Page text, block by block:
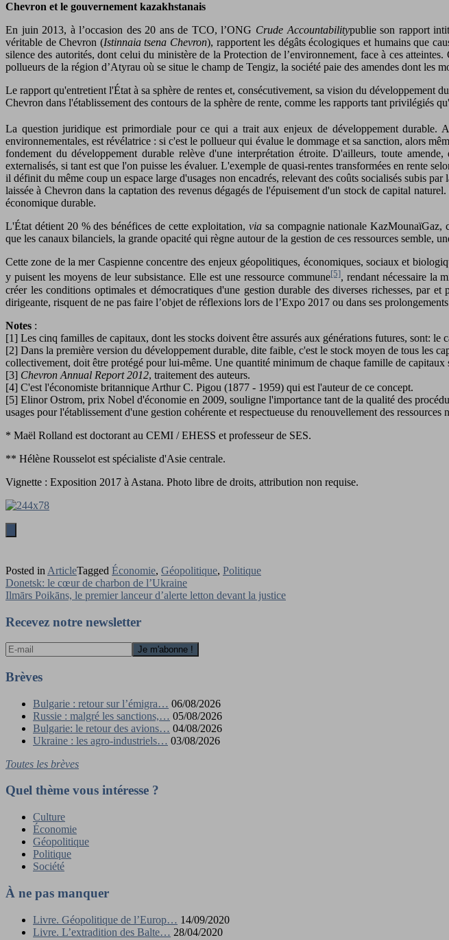
Chevron et le gouvernement kazakhstanais
En juin 2013, à l’occasion des 20 ans de TCO, l’ONG Crude Accountabilitypublie son rapport
véritable de Chevron (Istinnaia tsena Chevron), rapportent les dégâts écologiques et humains que
silence des autorités, dont celui du ministère de la Protection de l’environnement, face à ces
pollueurs de la région d’Atyrau où se situe le champ de Tengiz, la société paie des amendes dont les
Le rapport qu'entretient l'État à sa sphère de rentes et, consécutivement, sa vision du
Chevron dans l'établissement des contours de la sphère de rente, comme les rapports tant privilégiés
La question juridique est primordiale pour ce qui a trait aux enjeux de développement durable.
environnementales, est révélatrice : si c'est le pollueur qui évalue le dommage et sa sanction, alors
fondement du développement durable relève d'une interprétation étroite. D'ailleurs, toute
externalisés, si tant est que l'on puisse les évaluer. L'exemple de quasi-rentes transformées en rente
il définit du même coup un espace large d'usages non encadrés, relevant des coûts socialisés subis
laissée à Chevron dans la captation des revenus dégagés de l'épuisement d'un stock de capital
économique durable.
L'État détient 20 % des bénéfices de cette exploitation, viasa compagnie nationale KazMounaïGaz,
que les canaux bilanciels, la grande opacité qui règne autour de la gestion de ces ressources semble,
Cette zone de la mer Caspienne concentre des enjeux géopolitiques, économiques, sociaux et
y puisent les moyens de leur subsistance. Elle est une ressource commune[5], rendant nécessaire la
créer les conditions optimales et démocratiques d'une gestion durable des diverses richesses, par
dirigeante, risquent de ne pas faire l’objet de réflexions lors de l’Expo 2017 ou dans ses
Notes :
[1] Les cinq familles de capitaux, dont les stocks doivent être assurés aux générations futures, sont:
[2] Dans la première version du développement durable, dite faible, c'est le stock moyen de tous les
collectivement, doit être protégé pour lui-même. Une quantité minimum de chaque famille de capitaux
[3] Chevron Annual Report 2012, traitement des auteurs.
[4] C'est l'économiste britannique Arthur C. Pigou (1877 - 1959) qui est l'auteur de ce concept.
[5] Elinor Ostrom, prix Nobel d'économie en 2009, souligne l'importance tant de la qualité des
usages pour l'établissement d'une gestion cohérente et respectueuse du renouvellement des ressources
* Maël Rolland est doctorant au CEMI / EHESS et professeur de SES.
** Hélène Rousselot est spécialiste d'Asie centrale.
Vignette : Exposition 2017 à Astana. Photo libre de droits, attribution non requise.
Posted in ArticleTagged Économie, Géopolitique, Politique
Navigation
de
l’article
Donetsk: le cœur de charbon de l’Ukraine
Ilmārs Poikāns, le premier lanceur d’alerte letton devant la justice
Recevez notre newsletter
Brèves
Bulgarie : retour sur l’émigra… 06/08/2026
Russie : malgré les sanctions,… 05/08/2026
Bulgarie: le retour des avions… 04/08/2026
Ukraine : les agro-industriels… 03/08/2026
Toutes les brèves
Quel thème vous intéresse ?
Culture
Économie
Géopolitique
Politique
Société
À ne pas manquer
Livre. Géopolitique de l’Europ… 14/09/2020
Livre. L’extradition des Balte… 28/04/2020